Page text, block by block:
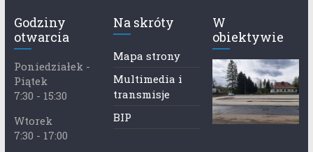
Godziny
otwarcia
Poniedziałek -
Piątek
7:30 - 15:30
Wtorek
7:30 - 17:00
Na skróty
Mapa strony
Multimedia i
transmisje
BIP
W
obiektywie